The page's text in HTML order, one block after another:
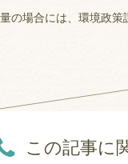
量の場合には、環境政
この記事に